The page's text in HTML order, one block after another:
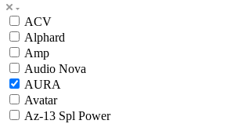
ACV
Alphard
Amp
Audio Nova
AURA
Avatar
Az-13 Spl Power